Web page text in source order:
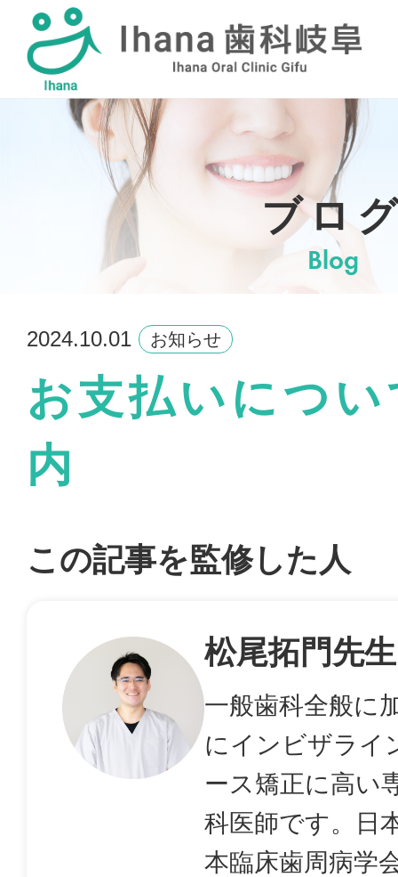
採用情報
ブロ
Blog
2024.10.01 お知らせ
お支払いにつ
内
この記事を監修した人
松尾拓門先生
一般歯科全般に
にインビザライ
ース矯正に高い
科医師です。日
本臨床歯周病学